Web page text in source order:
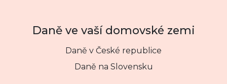
Daně ve vaší domovské zemi
Daně v České republice
Daně na Slovensku